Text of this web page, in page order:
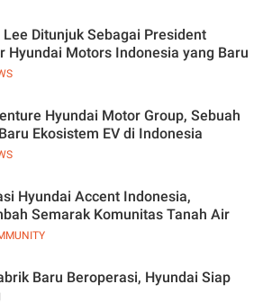
Lee Ditunjuk Sebagai President
Hyundai Motors Indonesia yang Baru
Hyundai Motor Group, Sebuah
Ekosistem EV di Indonesia
Hyundai Accent Indonesia,
Semarak Komunitas Tanah Air
Baru Beroperasi, Hyundai Siap